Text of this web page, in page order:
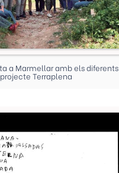
a Marmellar amb els diferents
Terraplena